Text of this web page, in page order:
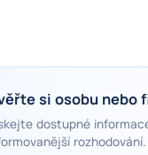
si osobu nebo
dostupné
rozhodování.